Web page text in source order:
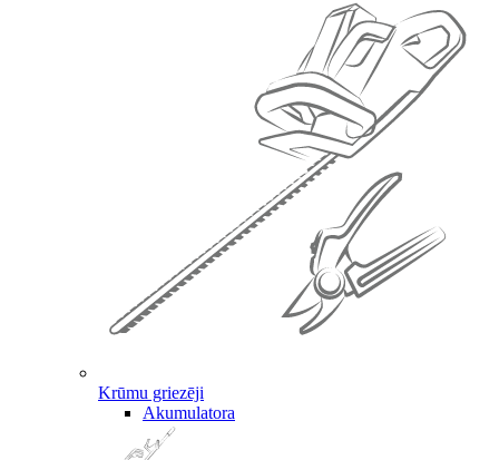
Krūmu griezēji
Akumulatora